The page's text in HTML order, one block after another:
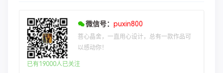
微信号： puxin800
菩心晶舍，一直用心设计，总有一款作品可
以感动你！
已有19000人已关注